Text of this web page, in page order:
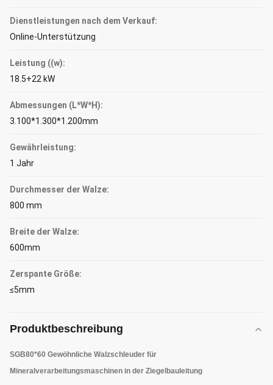
Dienstleistungen nach dem Verkauf:
Online-Unterstützung
Leistung ((w):
18.5+22 kW
Abmessungen (L*W*H):
3.100*1.300*1.200mm
Gewährleistung:
1 Jahr
Durchmesser der Walze:
800 mm
Breite der Walze:
600mm
Zerspante Größe:
≤5mm
Produktbeschreibung
SGB80*60 Gewöhnliche Walzschleuder für
Mineralverarbeitungsmaschinen in der Ziegelbauleitung